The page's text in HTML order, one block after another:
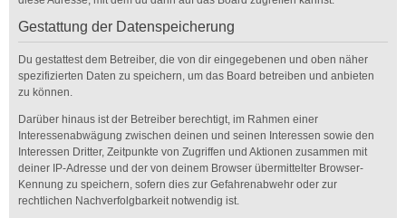
Gestattung der Datenspeicherung
Du gestattest dem Betreiber, die von dir eingegebenen und oben näher
spezifizierten Daten zu speichern, um das Board betreiben und anbieten
zu können.
Darüber hinaus ist der Betreiber berechtigt, im Rahmen einer
Interessenabwägung zwischen deinen und seinen Interessen sowie den
Interessen Dritter, Zeitpunkte von Zugriffen und Aktionen zusammen mit
deiner IP-Adresse und der von deinem Browser übermittelter Browser-
Kennung zu speichern, sofern dies zur Gefahrenabwehr oder zur
rechtlichen Nachverfolgbarkeit notwendig ist.